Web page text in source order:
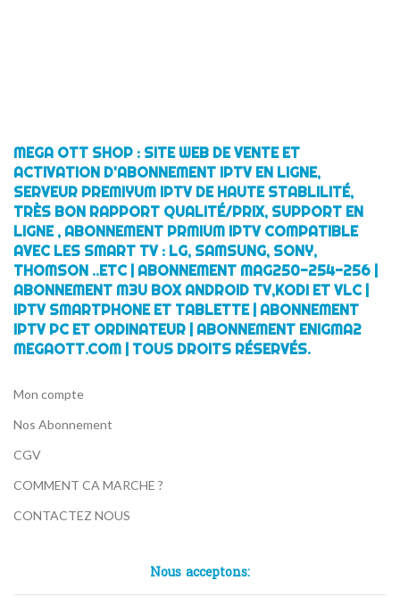
MEGA OTT SHOP : SITE WEB DE VENTE ET
ACTIVATION D'ABONNEMENT IPTV EN LIGNE,
SERVEUR PREMIYUM IPTV DE HAUTE STABLILITÉ,
TRÈS BON RAPPORT QUALITÉ/PRIX, SUPPORT EN
LIGNE , ABONNEMENT PRMIUM IPTV COMPATIBLE
AVEC LES SMART TV : LG, SAMSUNG, SONY,
THOMSON ..ETC | ABONNEMENT MAG250-254-256 |
ABONNEMENT M3U BOX ANDROID TV,KODI ET VLC |
IPTV SMARTPHONE ET TABLETTE | ABONNEMENT
IPTV PC ET ORDINATEUR | ABONNEMENT ENIGMA2
MEGAOTT.COM | TOUS DROITS RÉSERVÉS.
Mon compte
Nos Abonnement
CGV
COMMENT CA MARCHE ?
CONTACTEZ NOUS
Nous acceptons: